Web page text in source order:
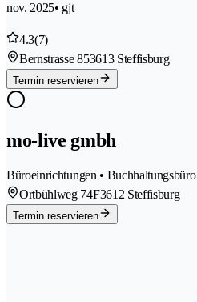
nov. 2025• gjt
4.3(7)
Bernstrasse 853613 Steffisburg
Termin reservieren
mo-live gmbh
Büroeinrichtungen • Buchhaltungsbüro
Ortbühlweg 74F3612 Steffisburg
Termin reservieren